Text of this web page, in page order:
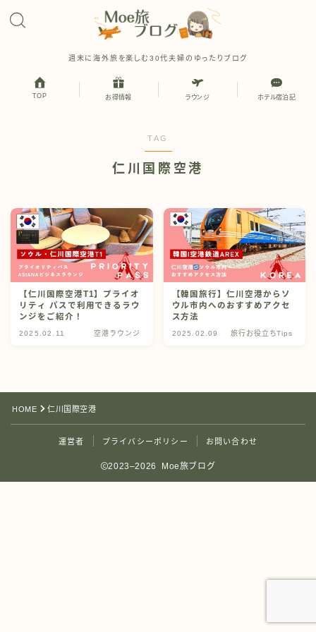
週末に海外旅を楽しむ30代夫婦のゆったりブログ
TOP お得情報 ラウンジ ホテル宿泊記
TAG
仁川国際空港
【仁川国際空港T1】プライオ
リティ パスで利用できるラウ
ンジをご紹介！
2025.02.11 空港ラウンジ
【韓国旅行】仁川空港からソ
ウル市内へのおすすめアクセ
ス方法
2025.02.09 旅行お役立ちTips
HOME 仁川国際空港
運営者 プライバシーポリシー お問い合わせ
2023–2026 Moe旅ブログ